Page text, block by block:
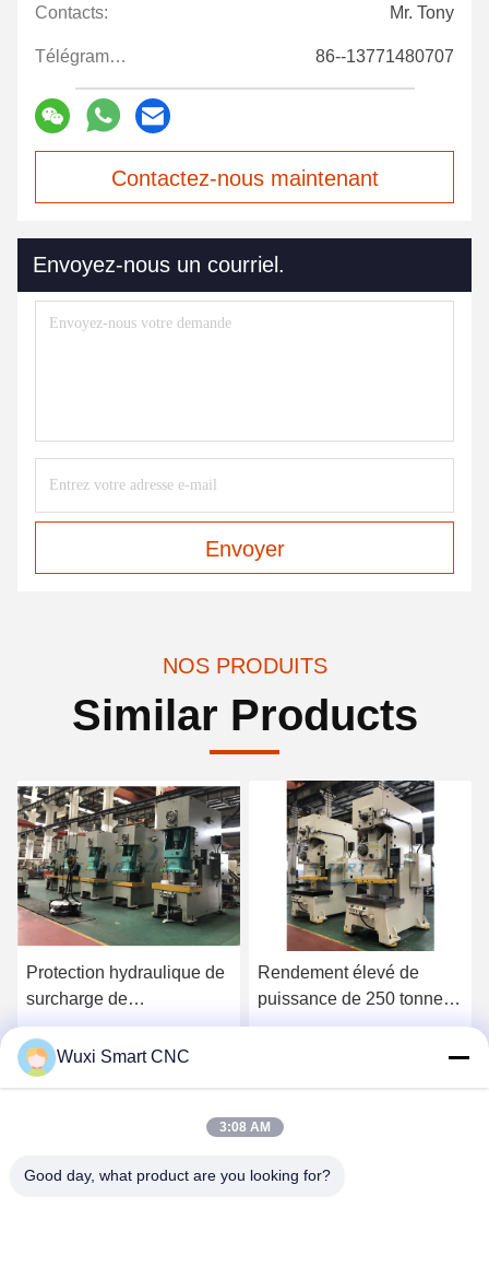
Contacts: Mr. Tony
Télégramme: 86--13771480707
Contactez-nous maintenant
Envoyez-nous un courriel.
Envoyer
NOS PRODUITS
Similar Products
Protection hydraulique de
surcharge de
poinçonneuse de
presse de puissance de
contrôleur de PLC
Obtenez le meilleur prix
Rendement élevé de
puissance de 250 tonnes
de machine automatique
Obtenez le meilleur prix
Wuxi Smart CNC
3:08 AM
Good day, what product are you looking for?